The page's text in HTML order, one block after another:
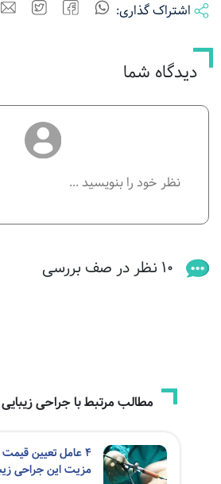
اشتراک گذاری:
دیدگاه شما
10 نظر در صف بررسی
مطالب مرتبط با جراحی زیبایی
4 عامل تعیین
مزیت این جراحی